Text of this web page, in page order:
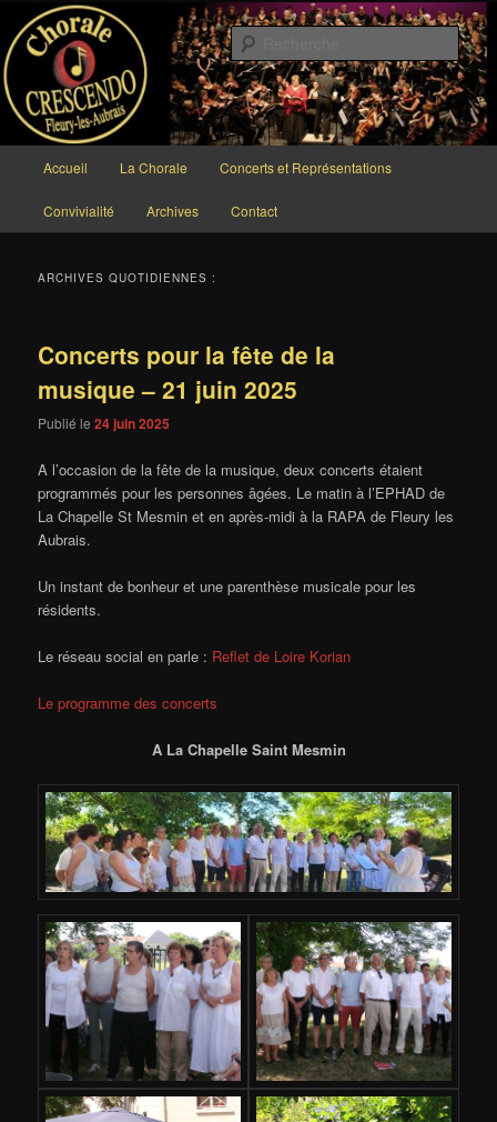
au
contenu
principal
au
contenu
secondaireChorale CRESCENDO
principal
Accueil La Chorale Concerts et Représentations
Convivialité Archives Contact
ARCHIVES QUOTIDIENNES :
Concerts pour la fête de la
musique – 21 juin 2025
Publié le24 juin 2025
A l’occasion de la fête de la musique, deux concerts étaient
programmés pour les personnes âgées. Le matin à l’EPHAD de
La Chapelle St Mesmin et en après-midi à la RAPA de Fleury les
Aubrais.
Un instant de bonheur et une parenthèse musicale pour les
résidents.
Le réseau social en parle : Reflet de Loire Korian
Le programme des concerts
A La Chapelle Saint Mesmin